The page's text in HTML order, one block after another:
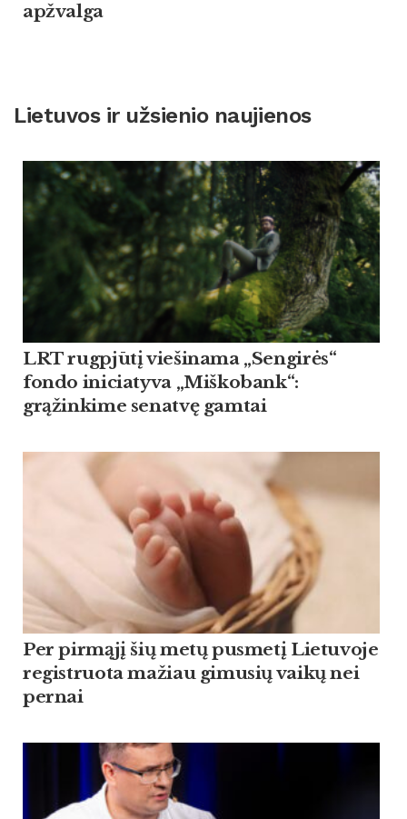
apžvalga
Lietuvos ir užsienio naujienos
LRT rugpjūtį viešinama „Sengirės“
fondo iniciatyva „Miškobank“:
grąžinkime senatvę gamtai
Per pirmąjį šių metų pusmetį Lietuvoje
registruota mažiau gimusių vaikų nei
pernai